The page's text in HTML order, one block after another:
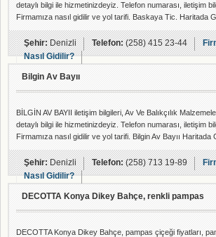
detaylı bilgi ile hizmetinizdeyiz. Telefon numarası, iletişim
Firmamıza nasıl gidilir ve yol tarifi. Baskaya Tic. Haritada
Şehir:Denizli Telefon:(258) 415 23-44
Nasıl Gidilir?
Bilgin Av Bayıı
BİLGİN AV BAYII iletişim bilgileri, Av Ve Balıkçılık
detaylı bilgi ile hizmetinizdeyiz. Telefon numarası, iletişim
Firmamıza nasıl gidilir ve yol tarifi. Bilgin Av Bayıı Haritada
Şehir:Denizli Telefon:(258) 713 19-89
Nasıl Gidilir?
DECOTTA Konya Dikey Bahçe, renkli pampas
DECOTTA Konya Dikey Bahçe, pampas çiçeği fiyatları,